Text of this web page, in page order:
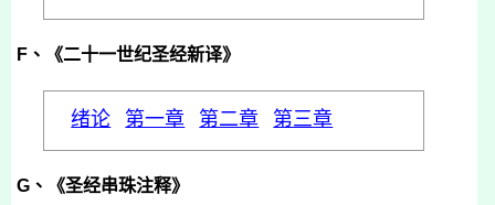
F 、《二十一世纪圣经新译》
绪论 第一章 第二章 第三章
G 、《圣经串珠注释》